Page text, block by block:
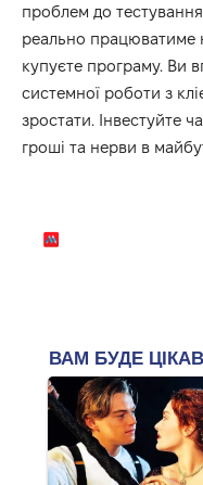
проблем до
реально працюватиме
купуєте програму. Ви
системної роботи з
зростати. Інвестуйте
гроші та нерви в